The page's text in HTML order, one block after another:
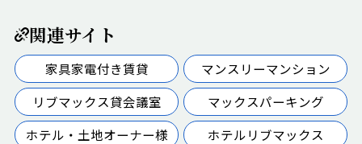
関連サイト
家具家電付き賃貸
マンスリーマンション
リブマックス貸会議室
マックスパーキング
ホテル・土地オーナー様
ホテルリブマックス